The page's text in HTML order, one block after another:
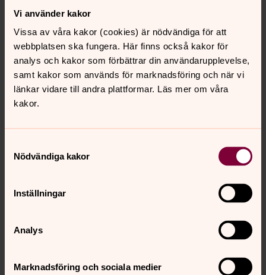
Vi använder kakor
Vissa av våra kakor (cookies) är nödvändiga för att
webbplatsen ska fungera. Här finns också kakor för
analys och kakor som förbättrar din användarupplevelse,
samt kakor som används för marknadsföring och när vi
länkar vidare till andra plattformar. Läs mer om våra
kakor.
Nödvändiga kakor
Inställningar
Analys
Marknadsföring och sociala medier